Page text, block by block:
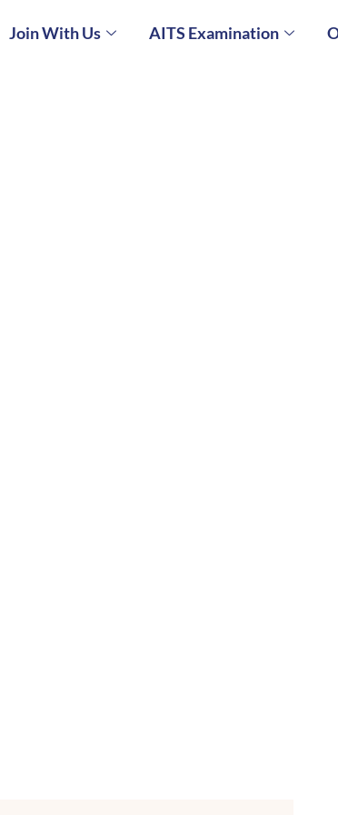
Join With Us AITS Examination